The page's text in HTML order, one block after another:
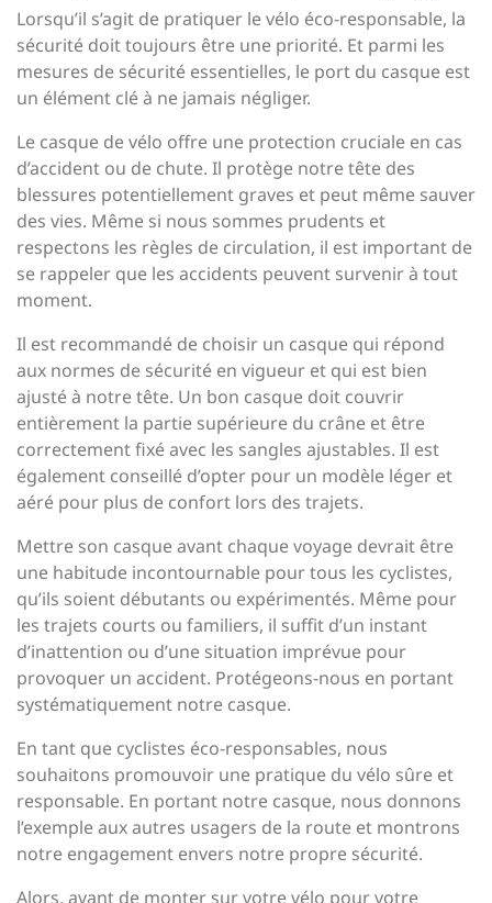
Lorsqu’il s’agit de pratiquer le vélo éco-responsable, la
sécurité doit toujours être une priorité. Et parmi les
mesures de sécurité essentielles, le port du casque est
un élément clé à ne jamais négliger.
Le casque de vélo offre une protection cruciale en cas
d’accident ou de chute. Il protège notre tête des
blessures potentiellement graves et peut même sauver
des vies. Même si nous sommes prudents et
respectons les règles de circulation, il est important de
se rappeler que les accidents peuvent survenir à tout
moment.
Il est recommandé de choisir un casque qui répond
aux normes de sécurité en vigueur et qui est bien
ajusté à notre tête. Un bon casque doit couvrir
entièrement la partie supérieure du crâne et être
correctement fixé avec les sangles ajustables. Il est
également conseillé d’opter pour un modèle léger et
aéré pour plus de confort lors des trajets.
Mettre son casque avant chaque voyage devrait être
une habitude incontournable pour tous les cyclistes,
qu’ils soient débutants ou expérimentés. Même pour
les trajets courts ou familiers, il suffit d’un instant
d’inattention ou d’une situation imprévue pour
provoquer un accident. Protégeons-nous en portant
systématiquement notre casque.
En tant que cyclistes éco-responsables, nous
souhaitons promouvoir une pratique du vélo sûre et
responsable. En portant notre casque, nous donnons
l’exemple aux autres usagers de la route et montrons
notre engagement envers notre propre sécurité.
Alors, avant de monter sur votre vélo pour votre